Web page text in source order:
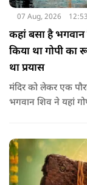
07 Aug, 2026
कहां बसा है
किया था गोपी
था प्रयास
मंदिर को लेकर एक
भगवान शिव ने यहां